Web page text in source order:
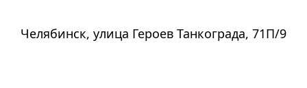
Челябинск, улица Героев Танкограда, 71П/9